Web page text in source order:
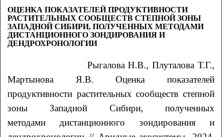
ОЦЕНКА ПОКАЗАТЕЛЕЙ ПРОДУКТИВНОСТИ
РАСТИТЕЛЬНЫХ СООБЩЕСТВ СТЕПНОЙ ЗОНЫ
ЗАПАДНОЙ СИБИРИ, ПОЛУЧЕННЫХ МЕТОДАМИ
ДИСТАНЦИОННОГО ЗОНДИРОВАНИЯ И
ДЕНДРОХРОНОЛОГИИ
Рыгалова Н.В., Плуталова Т.Г.,
Мартынова Я.В. Оценка показателей
продуктивности растительных сообществ степной
зоны Западной Сибири, полученных
методами дистанционного зондирования и